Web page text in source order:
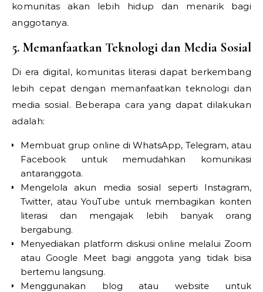
komunitas akan lebih hidup dan menarik bagi
anggotanya.
5. Memanfaatkan Teknologi dan Media Sosial
Di era digital, komunitas literasi dapat berkembang
lebih cepat dengan memanfaatkan teknologi dan
media sosial. Beberapa cara yang dapat dilakukan
adalah:
Membuat grup online di WhatsApp, Telegram, atau
Facebook untuk memudahkan komunikasi
antaranggota.
Mengelola akun media sosial seperti Instagram,
Twitter, atau YouTube untuk membagikan konten
literasi dan mengajak lebih banyak orang
bergabung.
Menyediakan platform diskusi online melalui Zoom
atau Google Meet bagi anggota yang tidak bisa
bertemu langsung.
Menggunakan blog atau website untuk